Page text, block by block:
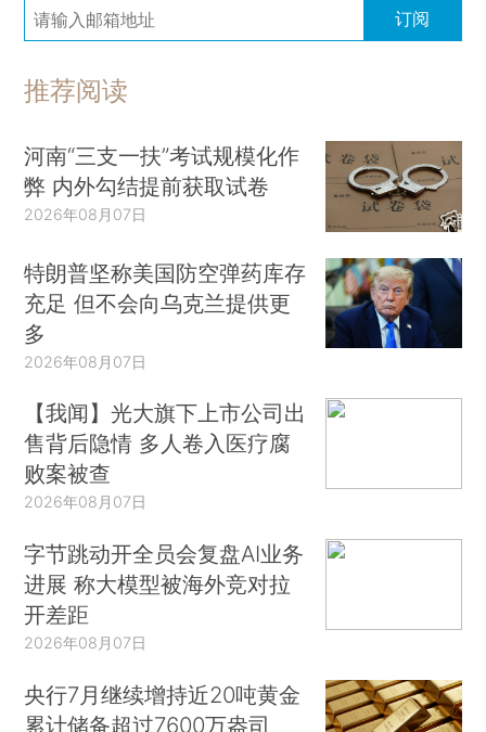
订阅
推荐阅读
河南“三支一扶”考试规模化作
弊 内外勾结提前获取试卷
2026年08月07日
特朗普坚称美国防空弹药库存
充足 但不会向乌克兰提供更
多
2026年08月07日
【我闻】光大旗下上市公司出
售背后隐情 多人卷入医疗腐
败案被查
2026年08月07日
字节跳动开全员会复盘AI业务
进展 称大模型被海外竞对拉
开差距
2026年08月07日
央行7月继续增持近20吨黄金
累计储备超过7600万盎司